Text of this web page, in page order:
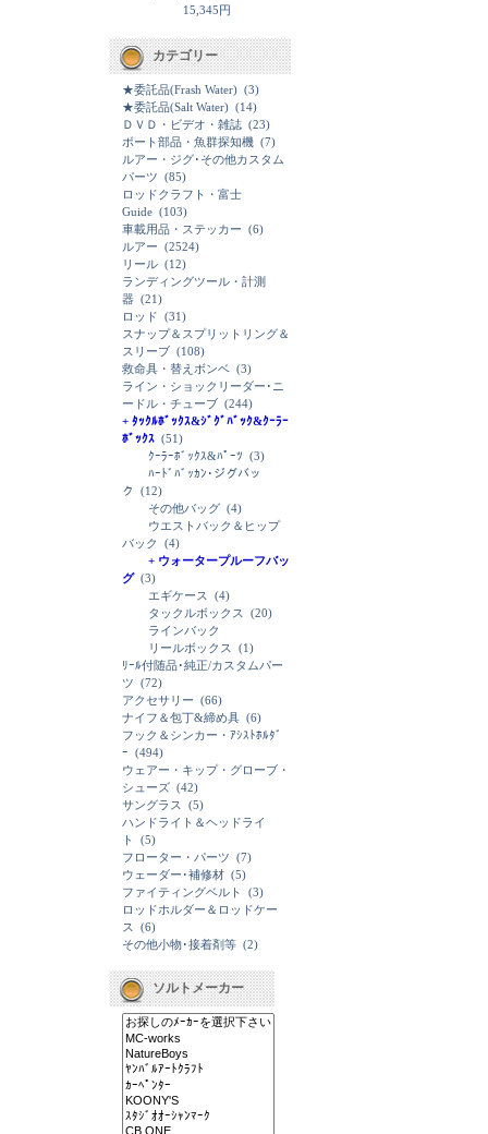
15,345円
カテゴリー
★委託品(Frash Water) (3)
★委託品(Salt Water) (14)
ＤＶＤ・ビデオ・雑誌 (23)
ボート部品・魚群探知機 (7)
ルアー・ジグ･その他カスタム
パーツ (85)
ロッドクラフト・富士
Guide (103)
車載用品・ステッカー (6)
ルアー (2524)
リール (12)
ランディングツール・計測
器 (21)
ロッド (31)
スナップ＆スプリットリング＆
スリーブ (108)
救命具・替えボンベ (3)
ライン・ショックリーダー･ニ
ードル・チューブ (244)
+ ﾀｯｸﾙﾎﾞｯｸｽ&ｼﾞｸﾞﾊﾞｯｸ&ｸｰﾗｰ
ﾎﾞｯｸｽ (51)
ｸｰﾗｰﾎﾞｯｸｽ&ﾊﾟｰﾂ (3)
ﾊｰﾄﾞﾊﾞｯｶﾝ･ジグバッ
ク
(12)
その他バッグ (4)
ウエストバック＆ヒップ
バック
(4)
+ ウォータープルーフバッ
グ(3)
エギケース
(4)
タックルボックス
(20)
ラインバック
リールボックス
(1)
ﾘｰﾙ付随品･純正/カスタムパー
ツ (72)
アクセサリー (66)
ナイフ＆包丁&締め具 (6)
フック＆シンカー・ｱｼｽﾄﾎﾙﾀﾞ
ｰ (494)
ウェアー・キップ・グローブ・
シューズ (42)
サングラス
(5)
ハンドライト＆ヘッドライ
ト
(5)
フローター・パーツ (7)
ウェーダー･補修材 (5)
ファイティングベルト
(3)
ロッドホルダー＆ロッドケー
ス
(6)
その他小物･接着剤等 (2)
ソルトメーカー